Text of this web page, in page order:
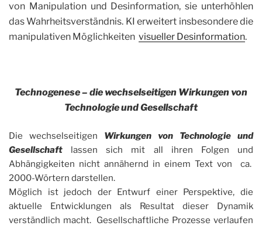
von Manipulation und Desinformation, sie unterhöhlen
das Wahrheitsverständnis. KI erweitert insbesondere die
manipulativen Möglichkeiten visueller Desinformation.
Technogenese – die wechselseitigen Wirkungen von
Technologie und Gesellschaft
Die wechselseitigen Wirkungen von Technologie und
Gesellschaft lassen sich mit all ihren Folgen und
Abhängigkeiten nicht annähernd in einem Text von ca.
2000-Wörtern darstellen.
Möglich ist jedoch der Entwurf einer Perspektive, die
aktuelle Entwicklungen als Resultat dieser Dynamik
verständlich macht. Gesellschaftliche Prozesse verlaufen